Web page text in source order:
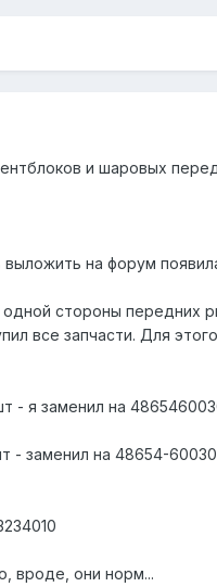
и шаровых
на форум
стороны передних
все запчасти. Для
- я заменил на
- заменил на 48654-60030
вроде, они норм...